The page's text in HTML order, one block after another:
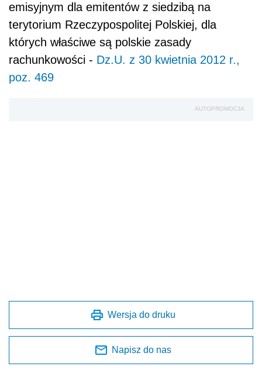
emisyjnym dla emitentów z siedzibą na
terytorium Rzeczypospolitej Polskiej, dla
których właściwe są polskie zasady
rachunkowości - Dz.U. z 30 kwietnia 2012 r.,
poz. 469
AUTOPROMOCJA
Wersja do druku
Napisz do nas